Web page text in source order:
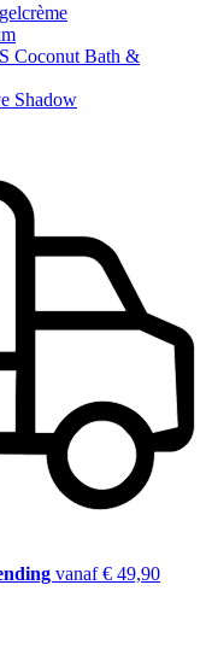
Coconut Bath &
Shadow
vanaf € 49,90